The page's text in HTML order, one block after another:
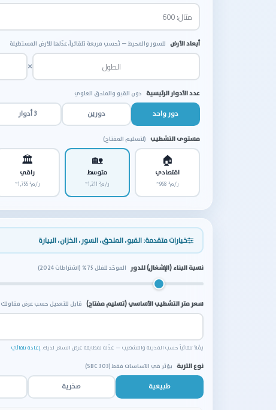
أبعاد الأرض للسور والمحيط — تُحسب مربعة تلقائياً، عدّلها للأرض المستطيلة
×
عدد الأدوار الرئيسية دون القبو والملحق العلوي
دور واحد دورين 3 أدوار
مستوى التشطيب (لتسليم المفتاح)
🏠
اقتصادي
~968 ر/م²
🏡
متوسط
~1,211 ر/م²
🏛
راقي
~1,755 ر/م²
خيارات متقدمة: القبو، الملحق، السور، الخزان، البيارة
نسبة البناء (الإشغال) للدور الموحّد للفلل 75% (اشتراطات 2024)
سعر متر التشطيب الأساسي (تسليم مفتاح) قابل للتعديل حسب عرض مقاولك
يُملأ تلقائياً حسب المدينة والتشطيب — عدّله لمطابقة عرض السعر لديك.إعادة تلقائي
نوع التربة يؤثر في الأساسات فقط (SBC 303)
طبيعية صخرية